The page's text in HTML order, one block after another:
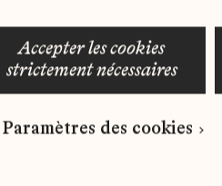
correspond
spontanée
accepter les cookies
strictement nécessaires
Paramètres des cookies